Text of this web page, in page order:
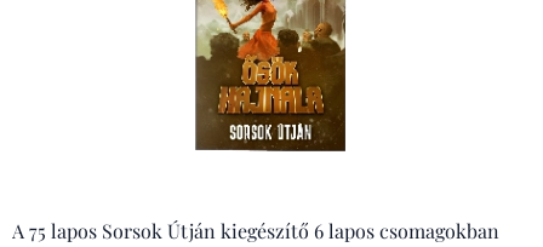
A 75 lapos Sorsok Útján kiegészítő 6 lapos csomagokban